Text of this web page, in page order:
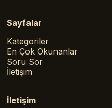
Sayfalar
Kategoriler
En Çok Okunanlar
Soru Sor
İletişim
İletişim